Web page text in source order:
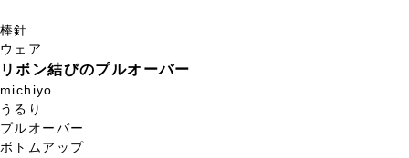
棒針
ウェア
リボン結びのプルオーバー
michiyo
うるり
プルオーバー
ボトムアップ